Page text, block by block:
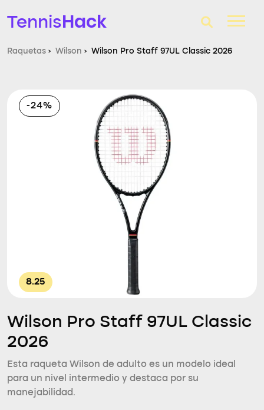
TennisHack
Raquetas de tenis
Zapatillas
Comparador
Consultorio
Raquetas › Wilson › Wilson Pro Staff 97UL Classic 2026
-24%
8.25
Wilson Pro Staff 97UL Classic
2026
Esta raqueta Wilson de adulto es un modelo ideal
para un nivel intermedio y destaca por su
manejabilidad.